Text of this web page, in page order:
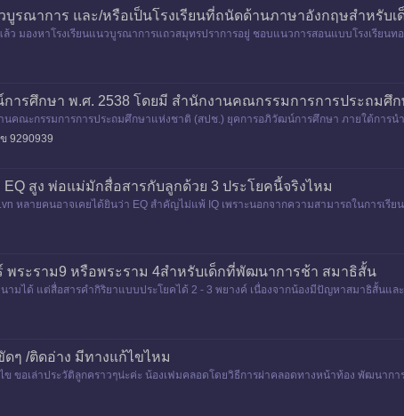
บูรณาการ และ/หรือเป็นโรงเรียนที่ถนัดด้านภาษาอังกฤษสำหรับเ
ว มองหาโรงเรียนแนวบูรณาการแถวสมุทรปราการอยู่ ชอบแนวการสอนแบบโรงเรียนท
ารศึกษา พ.ศ. 2538 โดยมี สำนักงานคณกรรมการการประถมศึก
นคณะกรรมการการประถมศึกษาแห่งชาติ (สปช.) ยุคการอภิวัฒน์การศึกษา ภายใต้การ
รษฐศาสตร์สุขวิชโนมิกส์ สปช. ดำเนินก
9290939
EQ สูง พ่อแม่มักสื่อสารกับลูกด้วย 3 ประโยคนี้จริงไหม
หลายคนอาจเคยได้ยินว่า EQ สำคัญไม่แพ้ IQ เพราะนอกจากความสามารถในการเรี
ข และปรับตัวเข้ากับสังคมได้
พระราม9 หรือพระราม 4สำหรับเด็กที่พัฒนาการช้า สมาธิสั้น
ามได้ แต่สื่อสารคำกิริยาแบบประโยคได้ 2 - 3 พยางค์ เนื่องจากน้องมีปัญหาสมาธิสั้นแ
ๆ /ติดอ่าง มีทางแก้ไขไหม
ขอเล่าประวัติลูกคราวๆน่ะค่ะ น้องเฟมคลอดโดยวิธีการผ่าคลอดทางหน้าท้อง พัฒนากา